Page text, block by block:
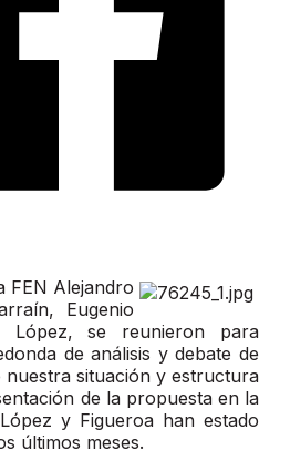
FEN Alejandro
Eugenio
López, se reunieron para
de análisis y debate de
nuestra situación y estructura
de la propuesta en la
y Figueroa han estado
últimos meses.